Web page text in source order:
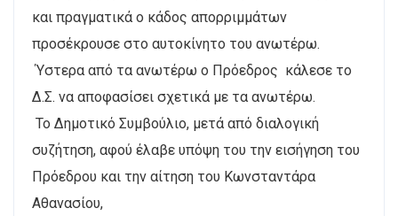
και πραγματικά ο κάδος απορριμμάτων
προσέκρουσε στο αυτοκίνητο του ανωτέρω.
Ύστερα από τα ανωτέρω ο Πρόεδρος κάλεσε το
Δ.Σ. να αποφασίσει σχετικά με τα ανωτέρω.
Το Δημοτικό Συμβούλιο, μετά από διαλογική
συζήτηση, αφού έλαβε υπόψη του την εισήγηση του
Πρόεδρου και την αίτηση του Κωνσταντάρα
Αθανασίου,